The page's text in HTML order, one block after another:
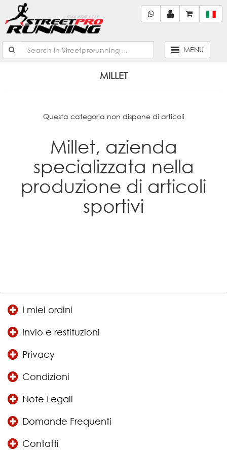
MENU
MILLET
Questa categoria non dispone di articoli
Millet, azienda
specializzata nella
produzione di articoli
sportivi
I miei ordini
Invio e restituzioni
Privacy
Condizioni
Note Legali
Domande Frequenti
Contatti